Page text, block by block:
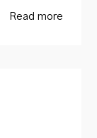
Read more